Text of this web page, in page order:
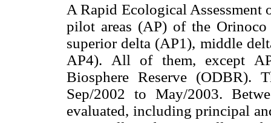
A Rapid Ecological
pilot areas (AP) of the
superior delta (AP1), middle
AP4). All of them, except
Biosphere Reserve (ODBR).
Sep/2002 to May/2003.
evaluated, including principal